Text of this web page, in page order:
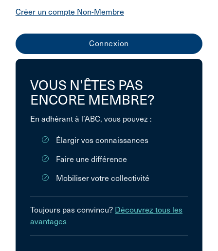
Créer un compte Non-Membre
VOUS N’ÊTES PAS
ENCORE MEMBRE?
En adhérant à l’ABC, vous pouvez :
Élargir vos connaissances
Faire une différence
Mobiliser votre collectivité
Toujours pas convincu? Découvrez tous les
avantages